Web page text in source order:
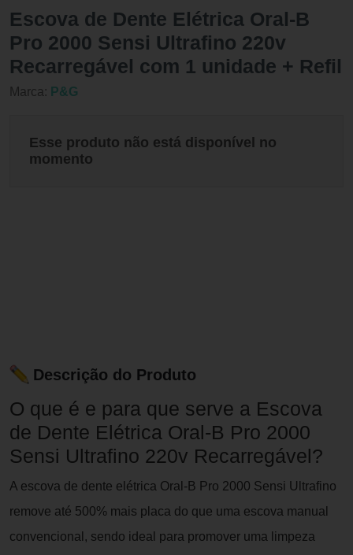
Escova de Dente Elétrica Oral-B
Pro 2000 Sensi Ultrafino 220v
Recarregável com 1 unidade + Refil
Marca: P&G
Esse produto não está disponível no
momento
Descrição do Produto
O que é e para que serve a Escova
de Dente Elétrica Oral-B Pro 2000
Sensi Ultrafino 220v Recarregável?
A escova de dente elétrica Oral-B Pro 2000 Sensi Ultrafino
remove até 500% mais placa do que uma escova manual
convencional, sendo ideal para promover uma limpeza